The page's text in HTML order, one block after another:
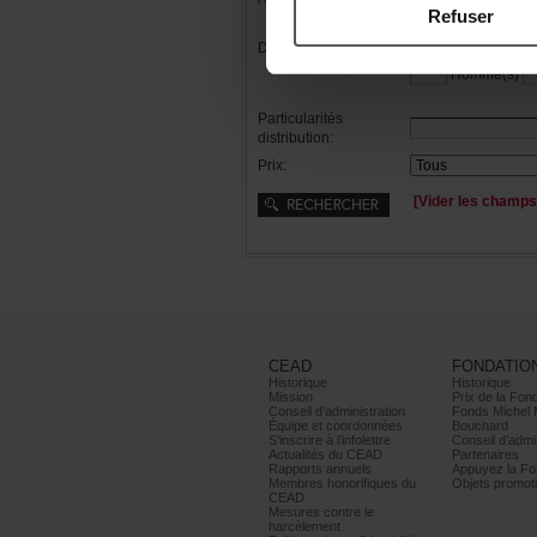
Refuser
Distribution: Femme(s)
Homme(s)
Particularités
distribution:
Prix:
CEAD
Historique
Mission
Conseild’administration
Équipeetcoordonnées
S’inscrireàl’infolettre
ActualitésduCEAD
Rapportsannuels
Membreshonorifiquesdu
CEAD
Mesurescontrele
harcèlement
Historique
Bouchard
Partenaires